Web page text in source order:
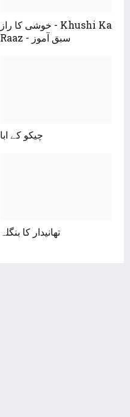
خوشی کا راز - Khushi Ka
Raaz - سبق آموز
چیکو کے ابا
تھانیدار کا بنگلہ